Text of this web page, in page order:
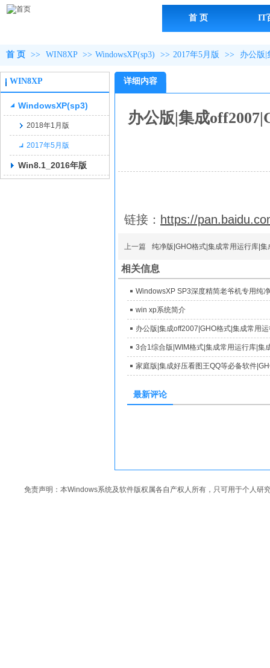
首 页 IT
首 页 >> WIN8XP >> WindowsXP(sp3) >> 2017年5月版 >> 办公版|
WIN8XP
WindowsXP(sp3)
2018年1月版
2017年5月版
Win8.1_2016年版
详细内容
办公版|集成
链接： https://
上一篇 纯净版|GHO格式|集成常用运行库|
相关信息
WindowsXP SP3深度精简老爷机专用纯
win xp系统简介
最新评论
免责声明：本Windows系统及软件版权属各自产权人所有，只可用于个人